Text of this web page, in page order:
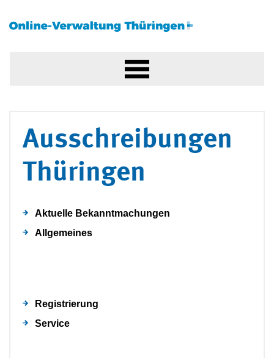
Ausschreibungen
Thüringen
Aktuelle Bekanntmachungen
Allgemeines
Registrierung
Service